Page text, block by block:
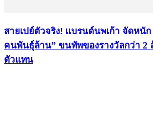
สายเปย์ตัวจริง! แบรนด์นพเก้า จัดหนั
คนพันธุ์ล้าน” ขนทัพของรางวัลกว่า 2
ตัวแทน